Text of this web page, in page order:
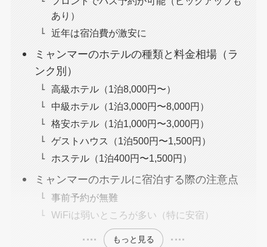
あり）
近年は宿泊費が激安に
ミャンマーのホテルの種類と料金相場（ラ
ンク別）
高級ホテル（1泊8,000円〜）
中級ホテル（1泊3,000円〜8,000円）
格安ホテル（1泊1,000円〜3,000円）
ゲストハウス（1泊500円〜1,500円）
ホステル（1泊400円〜1,500円）
ミャンマーのホテルに宿泊する際の注意点
事前予約が無難
WiFiは弱いところが多い（特に安宿）
もっと見る